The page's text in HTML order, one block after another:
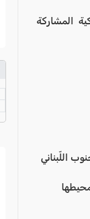
المشاركة
اللّبناني